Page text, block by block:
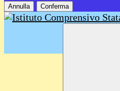
Annulla Conferma